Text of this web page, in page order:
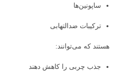
ساپونین‌ها
ترکیبات ضدالتهابی
هستند که می‌توانند:
جذب چربی را کاهش دهند